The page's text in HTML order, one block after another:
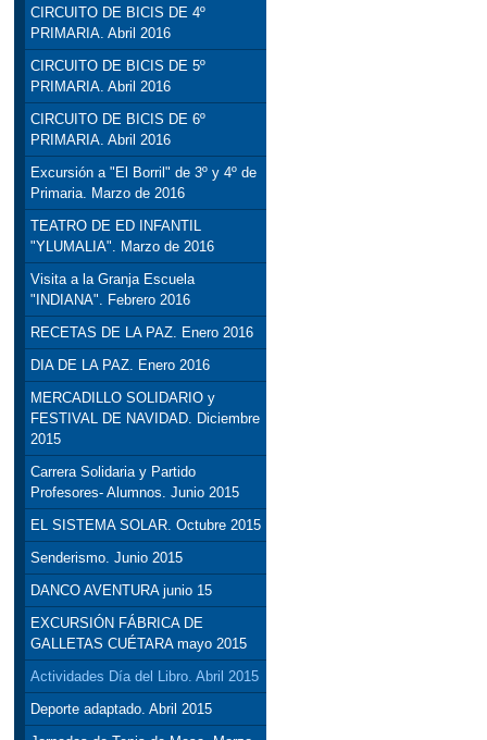
CIRCUITO DE BICIS DE 4º
PRIMARIA. Abril 2016
CIRCUITO DE BICIS DE 5º
PRIMARIA. Abril 2016
CIRCUITO DE BICIS DE 6º
PRIMARIA. Abril 2016
Excursión a "El Borril" de 3º y 4º de
Primaria. Marzo de 2016
TEATRO DE ED INFANTIL
"YLUMALIA". Marzo de 2016
Visita a la Granja Escuela
"INDIANA". Febrero 2016
RECETAS DE LA PAZ. Enero 2016
DIA DE LA PAZ. Enero 2016
MERCADILLO SOLIDARIO y
FESTIVAL DE NAVIDAD. Diciembre
2015
Carrera Solidaria y Partido
Profesores- Alumnos. Junio 2015
EL SISTEMA SOLAR. Octubre 2015
Senderismo. Junio 2015
DANCO AVENTURA junio 15
EXCURSIÓN FÁBRICA DE
GALLETAS CUÉTARA mayo 2015
Actividades Día del Libro. Abril 2015
Deporte adaptado. Abril 2015